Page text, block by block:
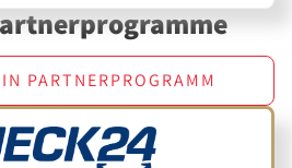
PARTNERPROGRAMM